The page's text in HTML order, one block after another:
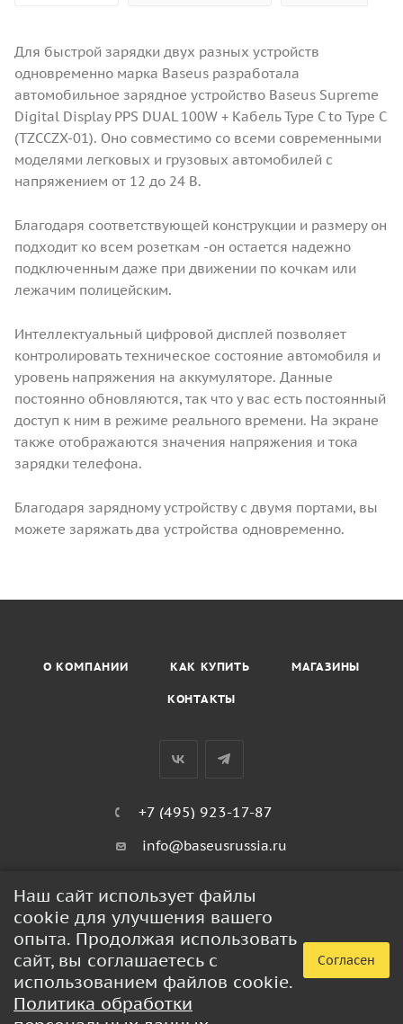
Для быстрой зарядки двух разных устройств
одновременно марка Baseus разработала
автомобильное зарядное устройство Baseus Supreme
Digital Display PPS DUAL 100W + Кабель Type С to Type C
(TZCCZX-01). Оно совместимо со всеми современными
моделями легковых и грузовых автомобилей с
напряжением от 12 до 24 В.
Благодаря соответствующей конструкции и размеру он
подходит ко всем розеткам -он остается надежно
подключенным даже при движении по кочкам или
лежачим полицейским.
Интеллектуальный цифровой дисплей позволяет
контролировать техническое состояние автомобиля и
уровень напряжения на аккумуляторе. Данные
постоянно обновляются, так что у вас есть постоянный
доступ к ним в режиме реального времени. На экране
также отображаются значения напряжения и тока
зарядки телефона.
Благодаря зарядному устройству с двумя портами, вы
можете заряжать два устройства одновременно.
О КОМПАНИИ КАК КУПИТЬ МАГАЗИНЫ
КОНТАКТЫ
+7 (495) 923-17-87
info@baseusrussia.ru
ПОЛИТИКА КОНФИДЕНЦИАЛЬНОСТИ
2026 © BaseusRussia - интернет-магазин продукции Baseus
Наш сайт использует файлы
cookie для улучшения вашего
опыта. Продолжая использовать
сайт, вы соглашаетесь с
использованием файлов cookie.
Политика обработки
Согласен